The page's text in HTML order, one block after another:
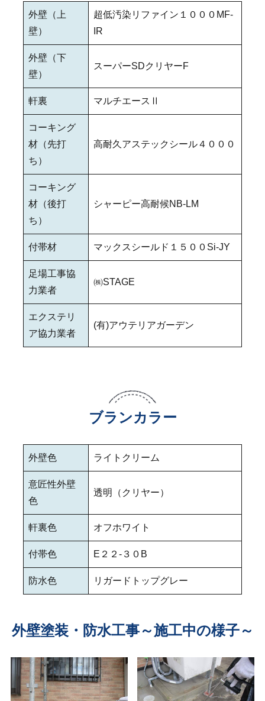
外壁（上
壁）
超低汚染リファイン１０００MF‐
IR
外壁（下
壁）
スーパーSDクリヤーF
軒裏 マルチエースⅡ
コーキング
材（先打
ち）
高耐久アステックシール４０００
コーキング
材（後打
ち）
シャーピー高耐候NB‐LM
付帯材 マックスシールド１５００Si‐JY
足場工事協
力業者
㈱STAGE
エクステリ
ア協力業者
(有)アウテリアガーデン
ブランカラー
外壁色 ライトクリーム
意匠性外壁
色
透明（クリヤー）
軒裏色 オフホワイト
付帯色 E２２‐３０B
防水色 リガードトップグレー
外壁塗装・防水工事～施工中の様子～